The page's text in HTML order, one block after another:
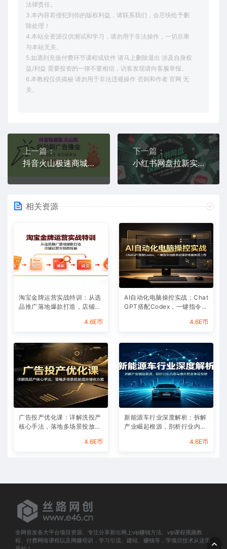
法律责任。
3.本内容若侵犯到你的版权利益，请联系我们，会尽快给予删
除处理！
4.本站全资源仅供测试和学习，请勿用于非法操作，一切后果
与本站无关。
5.如遇到充值付费环节课程或软件 请马上删除退出 涉及自身权
益/利益 需要投资的一律不要相信，访客发现请向客服举报。
6.本教程仅供揭秘 请勿用于非法违规操作 否则和作者 官网 无
关。
上一篇：
抖音火山极速商城自动刷广告撸金，自动运行挣收益，一天稳定2-5张，多机多挣，收益无上限【揭秘】
下一篇：
小红书网盘拉新实战教程，Canva+影刀RPA实现内容全自动化，1个小时生成7天笔记
相关资源
淘宝金牌运营实战特训：从选
品推广落地爆款打造，店铺运
4.6E币
AI自动化电脑操控实战：Chat
GPT搭配Codex，一键指令远
4.6E币
广告投产优化课：详解洗投产
核心手法，落地多场景投放提
4.6E币
新能源车行业深度解析：拆解
产业崛起根源，剖析行业内卷
4.6E币
全网首发各大平台项目资源、专注分享新出网上vip赚钱方法、vip课程视频教
程、付费网络课程以及网赚培训，学习引流、建站、赚钱等，学项目技术从这里